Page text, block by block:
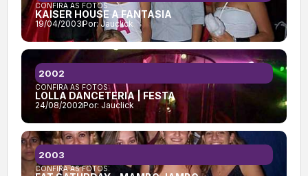
CONFIRA AS FOTOS:
KAISER HOUSE A FANTASIA
19/04/2003Por: Jauclick
CONFIRA AS FOTOS:
LOLLA DANCETERIA | FESTA
24/08/2002Por: Jauclick
2002
CONFIRA AS FOTOS:
2003